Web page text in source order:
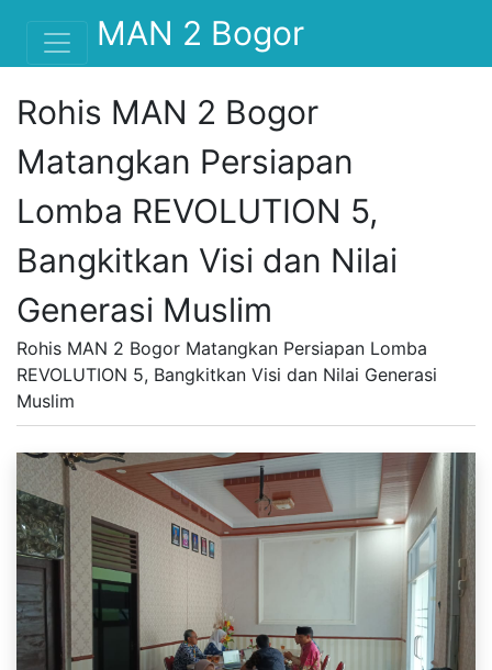
MAN 2 Bogor
Rohis MAN 2 Bogor
Matangkan Persiapan
Lomba REVOLUTION 5,
Bangkitkan Visi dan Nilai
Generasi Muslim
Rohis MAN 2 Bogor Matangkan Persiapan Lomba
REVOLUTION 5, Bangkitkan Visi dan Nilai Generasi
Muslim